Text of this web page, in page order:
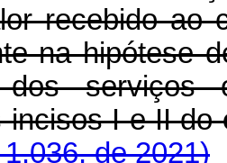
recebido ao
na hipótese
dos serviços
incisos I e II do
de 2021)